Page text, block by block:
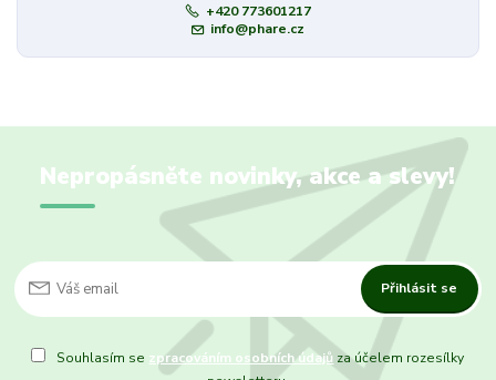
+420 773601217
info@phare.cz
Nepropásněte novinky, akce a slevy!
Přihlásit se
Souhlasím se zpracováním osobních údajů za účelem rozesílky